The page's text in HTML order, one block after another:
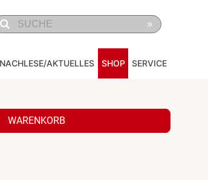
»
NACHLESE/AKTUELLES SHOP SERVICE
WARENKORB